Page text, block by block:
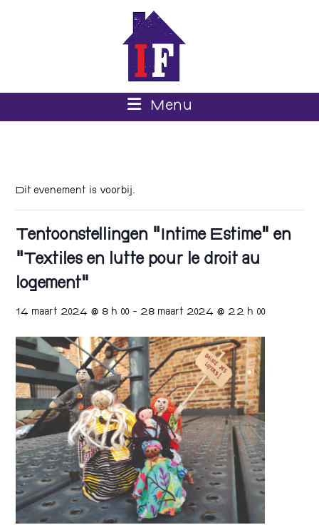
Menu
Dit evenement is voorbij.
Tentoonstellingen “Intime Estime” en
“Textiles en lutte pour le droit au
logement”
14 maart 2024 @ 8 h 00 -28 maart 2024 @ 22 h 00